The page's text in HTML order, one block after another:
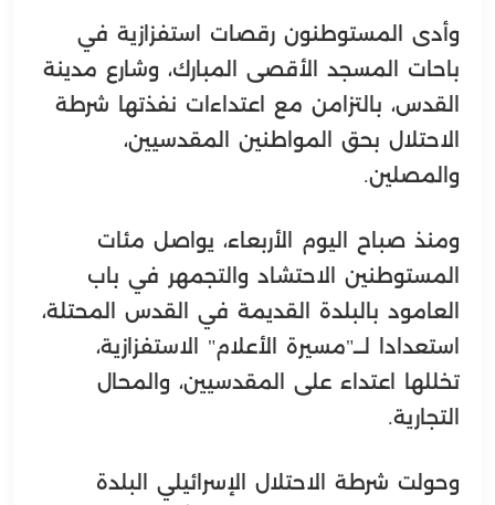
وأدى المستوطنون رقصات استفزازية في
باحات المسجد الأقصى المبارك، وشارع مدينة
القدس، بالتزامن مع اعتداءات نفذتها شرطة
الاحتلال بحق المواطنين المقدسيين،
والمصلين.
ومنذ صباح اليوم الأربعاء، يواصل مئات
المستوطنين الاحتشاد والتجمهر في باب
العامود بالبلدة القديمة في القدس المحتلة،
استعدادا لـــ"مسيرة الأعلام" الاستفزازية،
تخللها اعتداء على المقدسيين، والمحال
التجارية.
وحولت شرطة الاحتلال الإسرائيلي البلدة